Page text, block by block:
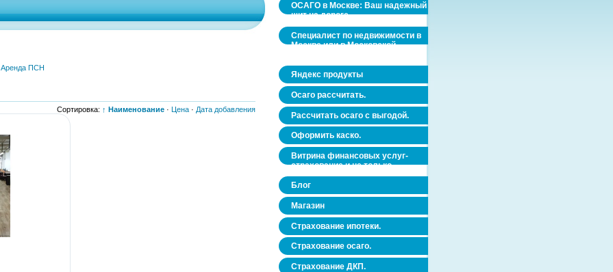
Аренда ПСН
Сортировка: ↑ Наименование · Цена · Дата добавления
ОСАГО в Москве: Ваш надежный
щит на дороге
Специалист по недвижимости в
Москве или в Московской
Яндекс продукты
Осаго рассчитать.
Рассчитать осаго с выгодой.
Оформить каско.
Витрина финансовых услуг-
страхование и не только.
Блог
Магазин
Страхование ипотеки.
Страхование осаго.
Страхование ДКП.